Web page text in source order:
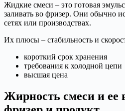
Жидкие смеси – это готовая
заливать во фризер. Они обычно
сетях или производствах.
Их плюсы – стабильность и
короткий срок хранения
требования к холодной цепи
высшая цена
Жирность смеси и ее